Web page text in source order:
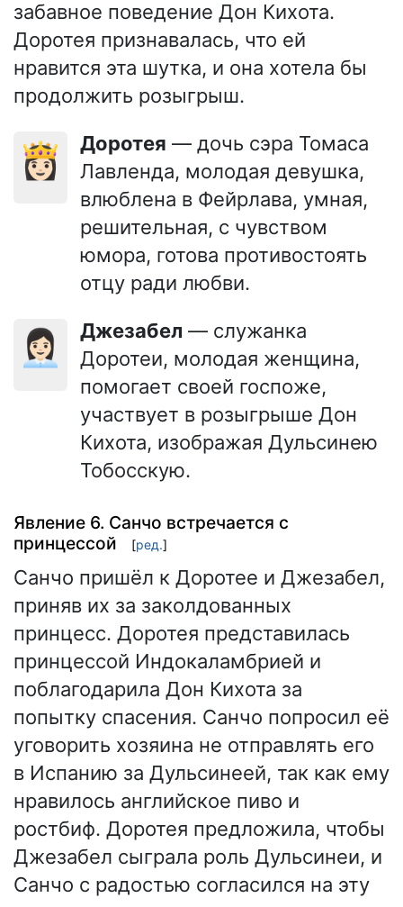
забавное поведение Дон Кихота.
Доротея признавалась, что ей
нравится эта шутка, и она хотела бы
продолжить розыгрыш.
👸🏻 Доротея — дочь сэра Томаса
Лавленда, молодая девушка,
влюблена в Фейрлава, умная,
решительная, с чувством
юмора, готова противостоять
отцу ради любви.
👩🏻‍💼 Джезабел — служанка
Доротеи, молодая женщина,
помогает своей госпоже,
участвует в розыгрыше Дон
Кихота, изображая Дульсинею
Тобосскую.
Явление 6. Санчо встречается с
принцессой
[ред.]
Санчо пришёл к Доротее и Джезабел,
приняв их за заколдованных
принцесс. Доротея представилась
принцессой Индокаламбрией и
поблагодарила Дон Кихота за
попытку спасения. Санчо попросил её
уговорить хозяина не отправлять его
в Испанию за Дульсинеей, так как ему
нравилось английское пиво и
ростбиф. Доротея предложила, чтобы
Джезабел сыграла роль Дульсинеи, и
Санчо с радостью согласился на эту